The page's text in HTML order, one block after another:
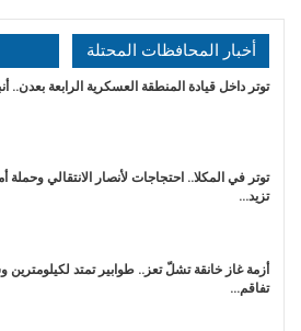
أخبار المحافظات المحتلة
توتر داخل قيادة المنطقة العسكرية الرابعة بعدن..
توتر في المكلا.. احتجاجات لأنصار الانتقالي وحملة
تزيد…
أزمة غاز خانقة تشلّ تعز.. طوابير تمتد
تفاقم…